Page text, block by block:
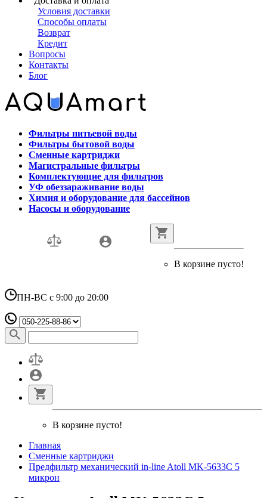
Условия доставки
Способы оплаты
Возврат
Кредит
Вопросы
Контакты
Блог
Фильтры питьевой воды
Фильтры бытовой воды
Сменные картриджи
Магистральные фильтры
Комплектующие для фильтров
УФ обеззараживание воды
Химия и оборудование для бассейнов
Насосы и оборудование
В корзине пусто!
ПН-ВС с 9:00 до 20:00
В корзине пусто!
Главная
Сменные картриджи
Предфильтр механический in-line Atoll MK-5633C 5
микрон